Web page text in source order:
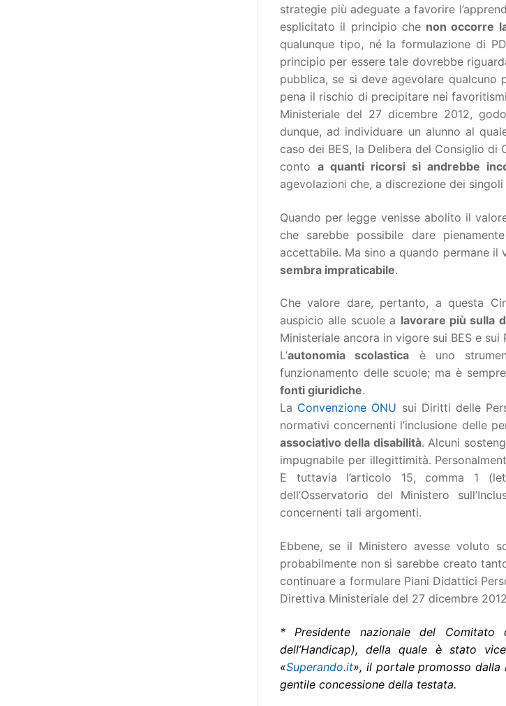
strategie più adeguate a favorire
esplicitato il principio che non occorre
qualunque tipo, né la formulazione di
principio per essere tale dovrebbe
pubblica, se si deve agevolare
pena il rischio di precipitare nei
Ministeriale del 27 dicembre 2012,
dunque, ad individuare un alunno al
caso dei BES, la Delibera del Consiglio di
conto a quanti ricorsi si andrebbe
agevolazioni che, a discrezione dei
Quando per legge venisse abolito il
che sarebbe possibile dare
accettabile. Ma sino a quando permane
sembra impraticabile.
Che valore dare, pertanto, a questa
auspicio alle scuole a lavorare più sulla
Ministeriale ancora in vigore sui BES e sui
L’autonomia scolastica è uno
funzionamento delle scuole; ma è
fonti giuridiche.
La Convenzione ONU sui Diritti delle
normativi concernenti l’inclusione delle
associativo della disabilità. Alcuni
impugnabile per illegittimità.
E tuttavia l’articolo 15, comma 1
dell’Osservatorio del Ministero
concernenti tali argomenti.
Ebbene, se il Ministero avesse voluto
probabilmente non si sarebbe creato
continuare a formulare Piani Didattici
Direttiva Ministeriale del 27 dicembre
* Presidente nazionale del Comitato
dell’Handicap), della quale è stato
«Superando.it», il portale promosso dalla
gentile concessione della testata.